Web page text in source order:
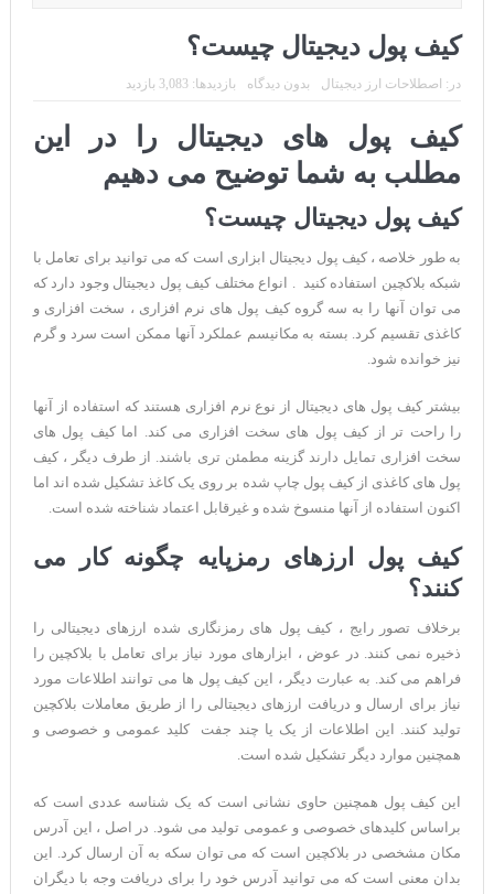
بیت کوین به امید ETF به 60،000 دلار رسید!
ایردراپ کریپتوتانک – CryptoTanks Airdrop
کیف پول دیجیتال چیست؟
در: اصطلاحات ارز دیجیتال بدون دیدگاه بازدیدها: 3,083 بازدید
کیف پول های دیجیتال را در این
مطلب به شما توضیح می دهیم
کیف پول دیجیتال چیست؟
به طور خلاصه ، کیف پول دیجیتال ابزاری است که می توانید برای تعامل با
شبکه بلاکچین استفاده کنید . انواع مختلف کیف پول دیجیتال وجود دارد که
می توان آنها را به سه گروه کیف پول های نرم افزاری ، سخت افزاری و
کاغذی تقسیم کرد. بسته به مکانیسم عملکرد آنها ممکن است سرد و گرم
نیز خوانده شود.
بیشتر کیف پول های دیجیتال از نوع نرم افزاری هستند که استفاده از آنها
را راحت تر از کیف پول های سخت افزاری می کند. اما کیف پول های
سخت افزاری تمایل دارند گزینه مطمئن تری باشند. از طرف دیگر ، کیف
پول های کاغذی از کیف پول چاپ شده بر روی یک کاغذ تشکیل شده اند اما
اکنون استفاده از آنها منسوخ شده و غیرقابل اعتماد شناخته شده است.
کیف پول ارزهای رمزپایه چگونه کار می
کنند؟
برخلاف تصور رایج ، کیف پول های رمزنگاری شده ارزهای دیجیتالی را
ذخیره نمی کنند. در عوض ، ابزارهای مورد نیاز برای تعامل با بلاکچین را
فراهم می کند. به عبارت دیگر ، این کیف پول ها می توانند اطلاعات مورد
نیاز برای ارسال و دریافت ارزهای دیجیتالی را از طریق معاملات بلاکچین
تولید کنند. این اطلاعات از یک یا چند جفت کلید عمومی و خصوصی و
همچنین موارد دیگر تشکیل شده است.
این کیف پول همچنین حاوی نشانی است که یک شناسه عددی است که
براساس کلیدهای خصوصی و عمومی تولید می شود. در اصل ، این آدرس
مکان مشخصی در بلاکچین است که می توان سکه به آن ارسال کرد. این
بدان معنی است که می توانید آدرس خود را برای دریافت وجه با دیگران